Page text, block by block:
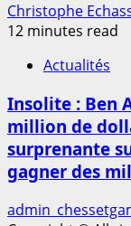
Christophe
12 minutes read
Actualités
Insolite : Ben
million de
surprenante
gagner des